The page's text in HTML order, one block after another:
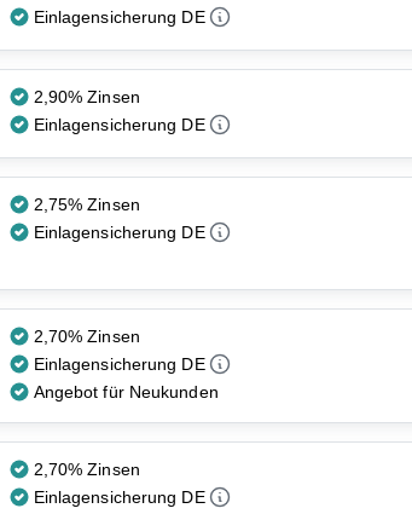
Einlagensicherung DE
2,90% Zinsen
Einlagensicherung DE
2,75% Zinsen
Einlagensicherung DE
2,70% Zinsen
Einlagensicherung DE
Angebot für Neukunden
2,70% Zinsen
Einlagensicherung DE